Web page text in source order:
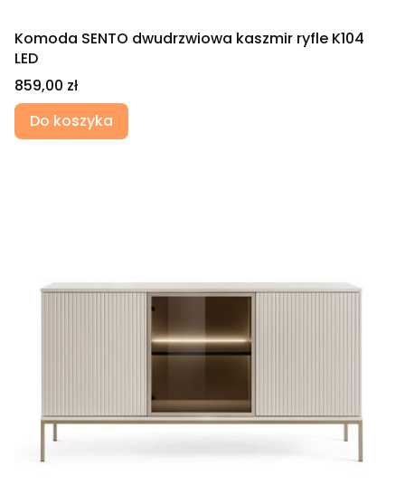
Komoda SENTO dwudrzwiowa kaszmir ryfle K104
LED
Cena
859,00 zł
Do koszyka